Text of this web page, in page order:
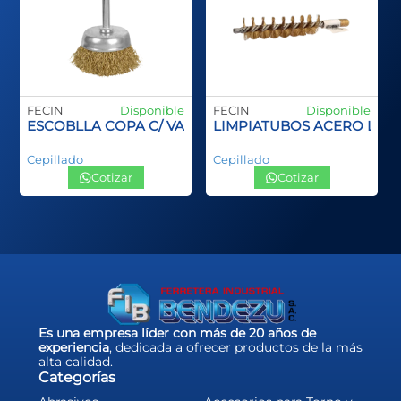
PLASTCO SPID INOX
FECIN Disponible
ESCOBLLA COPA C/ VASTAGO
Cepillado
Cotizar
FECIN Disponible
LIMPIATUBOS ACERO
Cepillado
Cotizar
Es una empresa líder con más de 20 años de
experiencia, dedicada a ofrecer productos de la más
alta calidad.
Categorías